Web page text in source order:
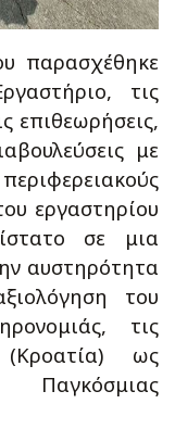
παρασχέθηκε
τις
επιθεωρήσεις,
με
εργαστηρίου
σε μια
αυστηρότητα
του
τις
ως